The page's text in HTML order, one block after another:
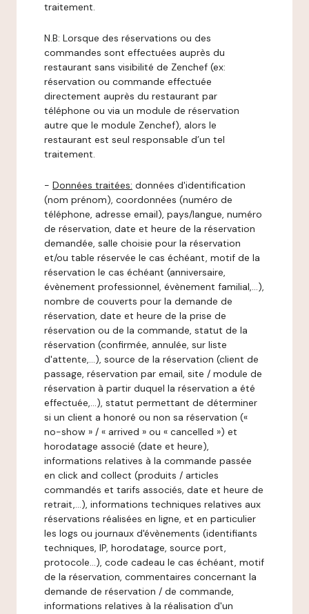
traitement.
N.B: Lorsque des réservations ou des
commandes sont effectuées auprès du
restaurant sans visibilité de Zenchef (ex:
réservation ou commande effectuée
directement auprès du restaurant par
téléphone ou via un module de réservation
autre que le module Zenchef), alors le
restaurant est seul responsable d’un tel
traitement.
- Données traitées: données d'identification
(nom prénom), coordonnées (numéro de
téléphone, adresse email), pays/langue, numéro
de réservation, date et heure de la réservation
demandée, salle choisie pour la réservation
et/ou table réservée le cas échéant, motif de la
réservation le cas échéant (anniversaire,
évènement professionnel, évènement familial,…),
nombre de couverts pour la demande de
réservation, date et heure de la prise de
réservation ou de la commande, statut de la
réservation (confirmée, annulée, sur liste
d'attente,…), source de la réservation (client de
passage, réservation par email, site / module de
réservation à partir duquel la réservation a été
effectuée,…), statut permettant de déterminer
si un client a honoré ou non sa réservation («
no-show » / « arrived » ou « cancelled ») et
horodatage associé (date et heure),
informations relatives à la commande passée
en click and collect (produits / articles
commandés et tarifs associés, date et heure de
retrait,…), informations techniques relatives aux
réservations réalisées en ligne, et en particulier
les logs ou journaux d'évènements (identifiants
techniques, IP, horodatage, source port,
protocole…), code cadeau le cas échéant, motif
de la réservation, commentaires concernant la
demande de réservation / de commande,
informations relatives à la réalisation d'un